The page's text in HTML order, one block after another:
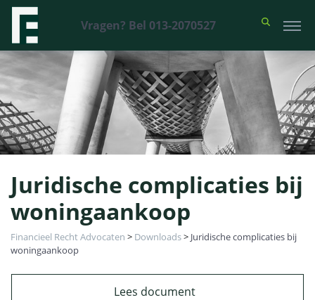
Vragen? Bel 013-2070527
Juridische complicaties bij
woningaankoop
Financieel Recht Advocaten > Downloads> Juridische complicaties bij
woningaankoop
Lees document